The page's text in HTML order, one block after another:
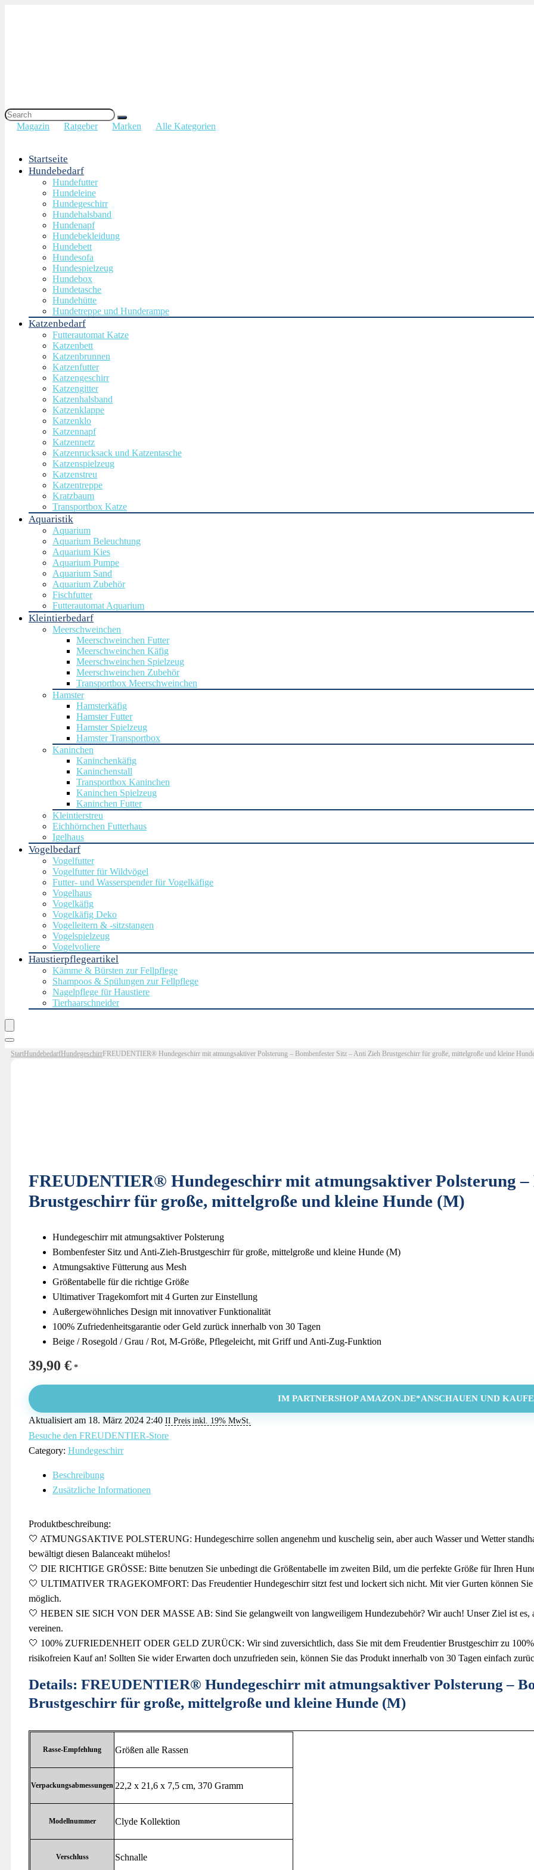
Magazin Ratgeber Marken Alle Kategorien
Startseite
Hundebedarf
Hundefutter
Hundeleine
Hundegeschirr
Hundehalsband
Hundenapf
Hundebekleidung
Hundebett
Hundesofa
Hundespielzeug
Hundebox
Hundetasche
Hundehütte
Hundetreppe und Hunderampe
Katzenbedarf
Futterautomat Katze
Katzenbett
Katzenbrunnen
Katzenfutter
Katzengeschirr
Katzengitter
Katzenhalsband
Katzenklappe
Katzenklo
Katzennapf
Katzennetz
Katzenrucksack und Katzentasche
Katzenspielzeug
Katzenstreu
Katzentreppe
Kratzbaum
Transportbox Katze
Aquaristik
Aquarium
Aquarium Beleuchtung
Aquarium Kies
Aquarium Pumpe
Aquarium Sand
Aquarium Zubehör
Fischfutter
Futterautomat Aquarium
Kleintierbedarf
Meerschweinchen
Meerschweinchen Futter
Meerschweinchen Käfig
Meerschweinchen Spielzeug
Meerschweinchen Zubehör
Transportbox Meerschweinchen
Hamster
Hamsterkäfig
Hamster Futter
Hamster Spielzeug
Hamster Transportbox
Kaninchen
Kaninchenkäfig
Kaninchenstall
Transportbox Kaninchen
Kaninchen Spielzeug
Kaninchen Futter
Kleintierstreu
Eichhörnchen Futterhaus
Igelhaus
Vogelbedarf
Vogelfutter
Vogelfutter für Wildvögel
Futter- und Wasserspender für Vogelkäfige
Vogelhaus
Vogelkäfig
Vogelkäfig Deko
Vogelleitern & -sitzstangen
Vogelspielzeug
Vogelvoliere
Haustierpflegeartikel
Kämme & Bürsten zur Fellpflege
Shampoos & Spülungen zur Fellpflege
Nagelpflege für Haustiere
Tierhaarschneider
StartHundebedarfHundegeschirrFREUDENTIER® Hundegeschirr mit atmungsaktiver Polsterung – Bombenfester Sitz – Anti Zieh Brustgeschirr für große, mittelgroße und kleine
FREUDENTIER® Hundegeschirr mit atmungsaktiver Polsterung –
Brustgeschirr für große, mittelgroße und kleine Hunde (M)
Hundegeschirr mit atmungsaktiver Polsterung
Bombenfester Sitz und Anti-Zieh-Brustgeschirr für große, mittelgroße und kleine Hunde (M)
Atmungsaktive Fütterung aus Mesh
Größentabelle für die richtige Größe
Ultimativer Tragekomfort mit 4 Gurten zur Einstellung
Außergewöhnliches Design mit innovativer Funktionalität
100% Zufriedenheitsgarantie oder Geld zurück innerhalb von 30 Tagen
Beige / Rosegold / Grau / Rot, M-Größe, Pflegeleicht, mit Griff und Anti-Zug-Funktion
39,90 €
IM PARTNERSHOP AMAZON.DE*ANSCHAUEN UND
Aktualisiert am 18. März 2024 2:40 II Preis inkl. 19% MwSt.
Besuche den FREUDENTIER-Store
Category: Hundegeschirr
Beschreibung
Zusätzliche Informationen
Produktbeschreibung:
🤍 ATMUNGSAKTIVE POLSTERUNG: Hundegeschirre sollen angenehm und kuschelig sein, aber auch Wasser und Wetter
bewältigt diesen Balanceakt mühelos!
🤍 DIE RICHTIGE GRÖSSE: Bitte benutzen Sie unbedingt die Größentabelle im zweiten Bild, um die perfekte Größe für Ihren
🤍 ULTIMATIVER TRAGEKOMFORT: Das Freudentier Hundegeschirr sitzt fest und lockert sich nicht. Mit vier Gurten können
möglich.
🤍 HEBEN SIE SICH VON DER MASSE AB: Sind Sie gelangweilt von langweiligem Hundezubehör? Wir auch! Unser Ziel ist es,
vereinen.
🤍 100% ZUFRIEDENHEIT ODER GELD ZURÜCK: Wir sind zuversichtlich, dass Sie mit dem Freudentier Brustgeschirr zu
risikofreien Kauf an! Sollten Sie wider Erwarten doch unzufrieden sein, können Sie das Produkt innerhalb von 30 Tagen einfach
Details: FREUDENTIER® Hundegeschirr mit atmungsaktiver Polsterung –
Brustgeschirr für große, mittelgroße und kleine Hunde (M)
Rasse-Empfehlung ‎Größen alle Rassen
Verpackungsabmessungen ‎22,2 x 21,6 x 7,5 cm, 370 Gramm
Modellnummer ‎Clyde Kollektion
Verschluss ‎Schnalle